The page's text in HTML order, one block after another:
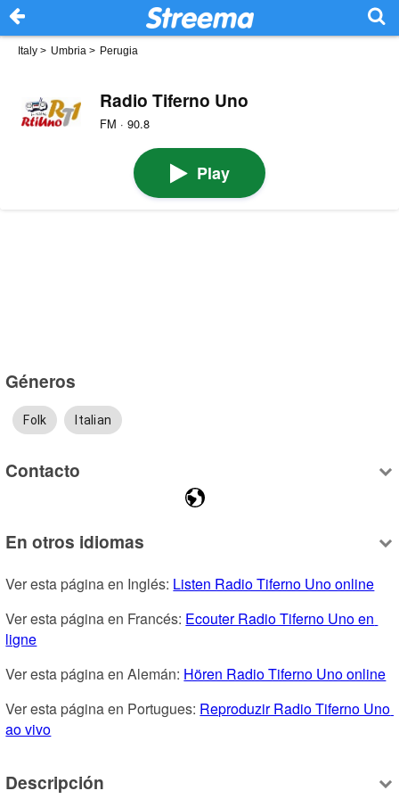
Italy > Umbria > Perugia
Radio Tiferno Uno
FM · 90.8
Play
Géneros
Folk Italian
Contacto
En otros idiomas
Ver esta página en Inglés: Listen Radio Tiferno Uno online
Ver esta página en Francés: Ecouter Radio Tiferno Uno en
ligne
Ver esta página en Alemán: Hören Radio Tiferno Uno online
Ver esta página en Portugues: Reproduzir Radio Tiferno Uno
ao vivo
Descripción